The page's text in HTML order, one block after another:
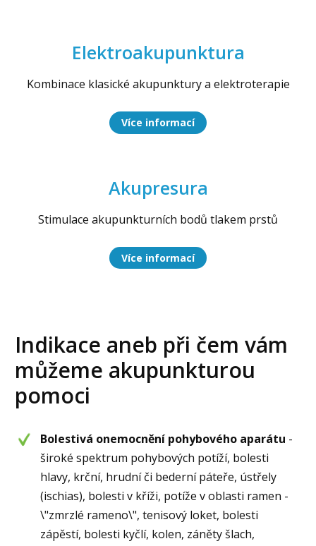
Elektroakupunktura
Kombinace klasické akupunktury a elektroterapie
Více informací
Akupresura
Stimulace akupunkturních bodů tlakem prstů
Více informací
Indikace aneb při čem vám
můžeme akupunkturou
pomoci
Bolestivá onemocnění pohybového aparátu -
široké spektrum pohybových potíží, bolesti
hlavy, krční, hrudní či bederní páteře, ústřely
(ischias), bolesti v kříži, potíže v oblasti ramen -
\"zmrzlé rameno\", tenisový loket, bolesti
zápěstí, bolesti kyčlí, kolen, záněty šlach,